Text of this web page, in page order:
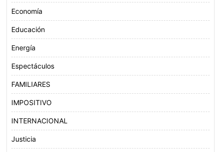
Economía
Educación
Energía
Espectáculos
FAMILIARES
IMPOSITIVO
INTERNACIONAL
Justicia